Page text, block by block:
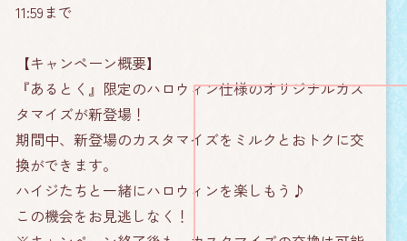
11:59まで
【キャンペーン概要】
『あるとく』限定のハロウィン仕様のオリジナルカス
タマイズが新登場！
期間中、新登場のカスタマイズをミルクとおトクに交
換ができます。
ハイジたちと一緒にハロウィンを楽しもう♪
この機会をお見逃しなく！